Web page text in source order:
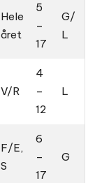
Hele
året
5
–
17
G/
L
V/R
4
–
12
L
F/E,
S
6
–
17
G